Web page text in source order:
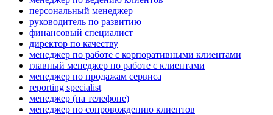
персональный менеджер
руководитель по развитию
финансовый специалист
директор по качеству
менеджер по работе с корпоративными клиентами
главный менеджер по работе с клиентами
менеджер по продажам сервиса
reporting specialist
менеджер (на телефоне)
менеджер по сопровождению клиентов